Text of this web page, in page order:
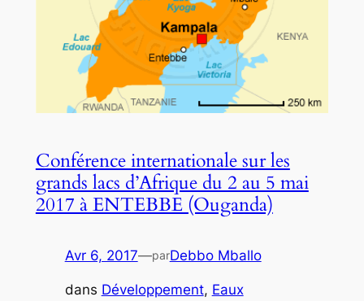
Conférence internationale sur les
grands lacs d’Afrique du 2 au 5 mai
2017 à ENTEBBE (Ouganda)
Avr 6, 2017—parDebbo Mballo
dans Développement, Eaux